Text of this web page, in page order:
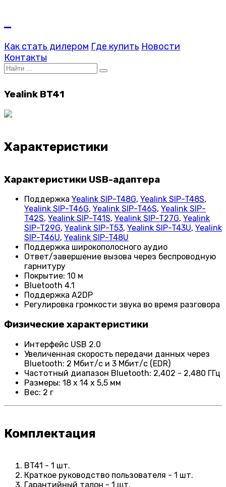
Как стать дилером Где купить Новости
Контакты
Yealink BT41
Характеристики
Характеристики USB-адаптера
Поддержка Yealink SIP-T48G, Yealink SIP-T48S,
Yealink SIP-T46G, Yealink SIP-T46S, Yealink SIP-
T42S, Yealink SIP-T41S, Yealink SIP-T27G, Yealink
SIP-T29G, Yealink SIP-T53, Yealink SIP-T43U, Yealink
SIP-T46U, Yealink SIP-T48U
Поддержка широкополосного аудио
Ответ/завершение вызова через беспроводную
гарнитуру
Покрытие: 10 м
Bluetooth 4.1
Поддержка A2DP
Регулировка громкости звука во время разговора
Физические характеристики
Интерфейс USB 2.0
Увеличенная скорость передачи данных через
Bluetooth: 2 Мбит/с и 3 Мбит/с (EDR)
Частотный диапазон Bluetooth: 2,402 - 2,480 ГГц
Размеры: 18 x 14 x 5,5 мм
Вес: 2 г
Комплектация
BT41 - 1 шт.
Краткое руководство пользователя - 1 шт.
Гарантийный талон - 1 шт.